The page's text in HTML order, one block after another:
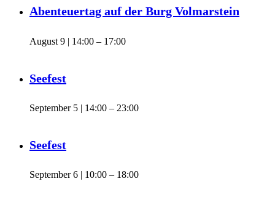
Abenteuertag auf der Burg Volmarstein
August 9 | 14:00 – 17:00
Seefest
September 5 | 14:00 – 23:00
Seefest
September 6 | 10:00 – 18:00